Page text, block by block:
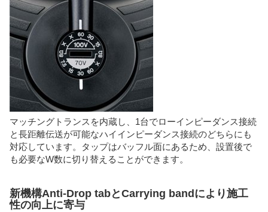
マッチングトランスを内蔵し、1台でローインピーダンス接続
と長距離伝送が可能なハイインピーダンス接続のどちらにも
対応しています。タップはバッフル面にあるため、設置後で
も必要なW数に切り替えることができます。
新機構Anti-Drop tabとCarrying bandにより施工
性の向上に寄与